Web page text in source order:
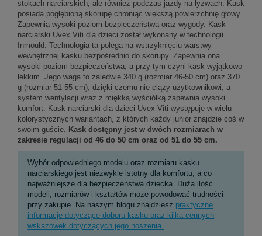
stokach narciarskich, ale również podczas jazdy na łyżwach. Kask
posiada pogłębioną skorupę chroniąc większą powierzchnię głowy.
Zapewnia wysoki poziom bezpieczeństwa oraz wygody. Kask
narciarski Uvex Viti dla dzieci został wykonany w technologii
Inmould. Technologia ta polega na wstrzyknięciu warstwy
wewnętrznej kasku bezpośrednio do skorupy. Zapewnia ona
wysoki poziom bezpieczeństwa, a przy tym czyni kask wyjątkowo
lekkim. Jego waga to zaledwie 340 g (rozmiar 46-50 cm) oraz 370
g (rozmiar 51-55 cm), dzięki czemu nie ciąży użytkownikowi, a
system wentylacji wraz z miękką wyściółką zapewnia wysoki
komfort. Kask narciarski dla dzieci Uvex Viti występuje w wielu
kolorystycznych wariantach, z których każdy junior znajdzie coś w
swoim guście. Kask dostępny jest w dwóch rozmiarach w
zakresie regulacji od 46 do 50 cm oraz od 51 do 55 cm.
Wybór odpowiedniego modelu oraz rozmiaru kasku
narciarskiego jest niezwykle istotny dla komfortu, a co
najważniejsze dla bezpieczeństwa dziecka. Duża ilość
modeli, rozmiarów i kształtów może powodować trudności
przy zakupie. Na naszym blogu znajdziesz praktyczne
informacje dotyczące doboru kasku oraz kilka cennych
wskazówek dotyczących jego noszenia.